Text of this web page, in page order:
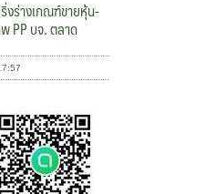
งร่างเกณฑ์ขายหุ้น-
PP บจ. ตลาด